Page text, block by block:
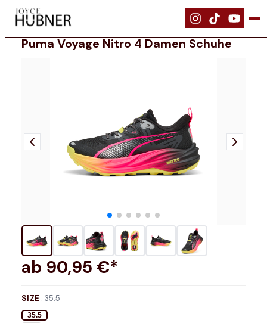
| Schuhe | Puma Voyage NITRO 4 Damen Schuhe
Puma Voyage Nitro 4 Damen Schuhe
ab 90,95 €*
SIZE :35.5
35.5